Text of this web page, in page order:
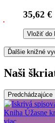
35,62 €
Vložiť do
Ďalšie knižné
Naši
Predchádzajúce